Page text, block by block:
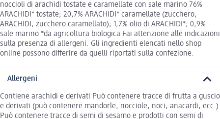
noccioli di arachidi tostate e caramellate con sale marino 76%
ARACHIDI* tostate; 20,7% ARACHIDI* caramellate (zucchero,
ARACHIDI, zucchero caramellato); 1,7% olio di ARACHIDI*; 0,9%
sale marino *da agricoltura biologica Fai attenzione alle indicazioni
sulla presenza di allergeni. Gli ingredienti elencati nello shop
online possono differire da quelli riportati sulla confezione.
Allergeni
Contiene arachidi e derivati Può contenere tracce di frutta a guscio
e derivati (può contenere mandorle, nocciole, noci, anacardi, ecc.)
Può contenere tracce di semi di sesamo e prodotti con semi di